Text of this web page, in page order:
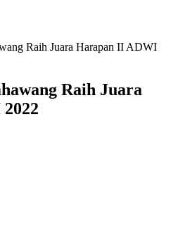
Raih Juara Harapan II ADWI
Raih Juara